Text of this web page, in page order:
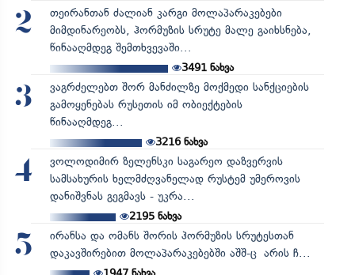
2
თეირანთან ძალიან კარგი მოლაპარაკებები
მიმდინარეობს, ჰორმუზის სრუტე მალე გაიხსნება,
წინააღმდეგ შემთხვევაში...
3491ნახვა
3
ვაგრძელებთ შორ მანძილზე მოქმედი სანქციების
გამოყენებას რუსეთის იმ ობიექტების
წინააღმდეგ...
3216ნახვა
4
ვოლოდიმირ ზელენსკი საგარეო დაზვერვის
სამსახურის ხელმძღვანელად რუსტემ უმეროვის
დანიშვნას გეგმავს - უკრა...
2195ნახვა
5
ირანსა და ომანს შორის ჰორმუზის სრუტესთან
დაკავშირებით მოლაპარაკებებში აშშ-ც არის ჩ...